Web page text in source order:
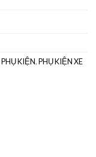
PHỤ KIỆN,PHỤ KIỆN XE